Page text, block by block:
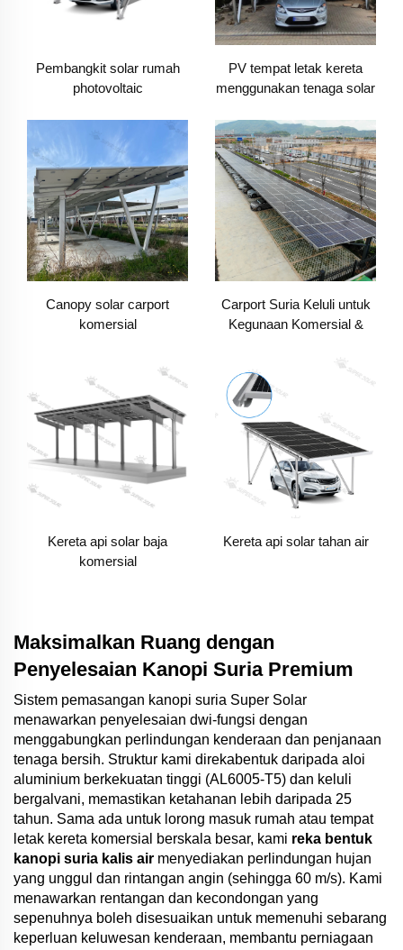
Pembangkit solar rumah
photovoltaic
PV tempat letak kereta
menggunakan tenaga solar
Canopy solar carport
komersial
Carport Suria Keluli untuk
Kegunaan Komersial &
Kereta api solar baja
komersial
Kereta api solar tahan air
Maksimalkan Ruang dengan
Penyelesaian Kanopi Suria Premium
Sistem pemasangan kanopi suria Super Solar
menawarkan penyelesaian dwi-fungsi dengan
menggabungkan perlindungan kenderaan dan penjanaan
tenaga bersih. Struktur kami direkabentuk daripada aloi
aluminium berkekuatan tinggi (AL6005-T5) dan keluli
bergalvani, memastikan ketahanan lebih daripada 25
tahun. Sama ada untuk lorong masuk rumah atau tempat
letak kereta komersial berskala besar, kami reka bentuk
kanopi suria kalis air menyediakan perlindungan hujan
yang unggul dan rintangan angin (sehingga 60 m/s). Kami
menawarkan rentangan dan kecondongan yang
sepenuhnya boleh disesuaikan untuk memenuhi sebarang
keperluan keluwesan kenderaan, membantu perniagaan